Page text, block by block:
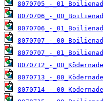
8070705_-
8070706_-
8070706_-
8070707_-
8070707_-
8070712_-
8070713_-
8070714_-